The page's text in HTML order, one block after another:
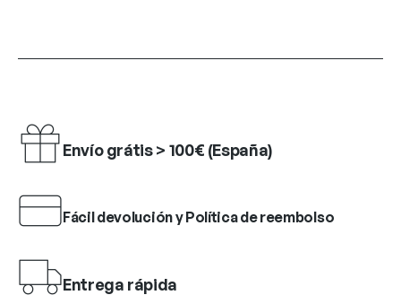
Envío grátis > 100€ (España)
Fácil devolución y Política de reembolso
Entrega rápida